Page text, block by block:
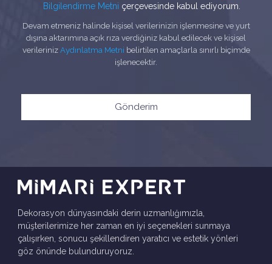
Bilgilendirme Metni çerçevesinde kabul ediyorum.
Devam etmeniz halinde kişisel verilerinizin işlenmesine ve yurt
dışına aktarımına açık rıza verdiğiniz kabul edilecek ve kişisel
verileriniz Aydınlatma Metni belirtilen amaçlarla sınırlı biçimde
işlenecektir.
Gönderim
Dekorasyon dünyasındaki derin uzmanlığımızla,
müşterilerimize her zaman en iyi seçenekleri sunmaya
çalışırken, sonucu şekillendiren yaratıcı ve estetik yönleri
göz önünde bulunduruyoruz.